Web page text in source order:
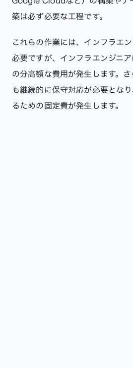
築は必ず必要な工程です。
これらの作業には、インフラエ
必要ですが、インフラエンジニ
の分高額な費用が発生します。
も継続的に保守対応が必要とな
るための固定費が発生します。